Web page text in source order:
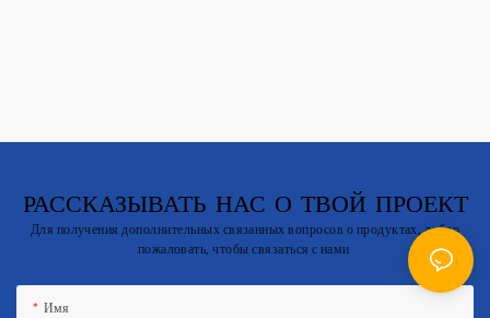
РАССКАЗЫВАТЬ НАС О ТВОЙ ПРОЕКТ
Для получения дополнительных связанных вопросов о продуктах, добро
пожаловать, чтобы связаться с нами
Имя